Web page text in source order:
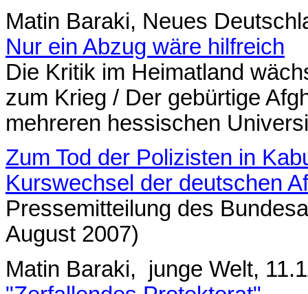
Matin Baraki, Neues
Nur ein Abzug wäre hilfreich
Die Kritik im Heimatland
zum Krieg / Der gebürtige
mehreren hessischen
Zum Tod der Polizisten in
Kurswechsel der deutschen
Pressemitteilung des
August 2007)
Matin Baraki, junge Welt,